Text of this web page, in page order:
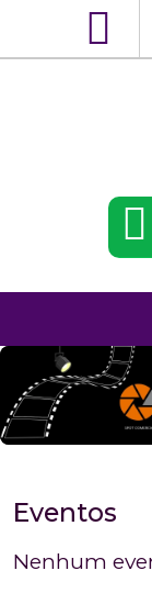
Eventos
Nenhum